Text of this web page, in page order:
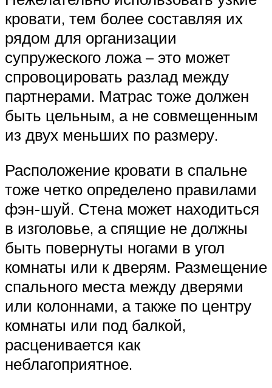
кровати, тем более составляя их
рядом для организации
супружеского ложа – это может
спровоцировать разлад между
партнерами. Матрас тоже должен
быть цельным, а не совмещенным
из двух меньших по размеру.
Расположение кровати в спальне
тоже четко определено правилами
фэн-шуй. Стена может находиться
в изголовье, а спящие не должны
быть повернуты ногами в угол
комнаты или к дверям. Размещение
спального места между дверями
или колоннами, а также по центру
комнаты или под балкой,
расценивается как
неблагоприятное.